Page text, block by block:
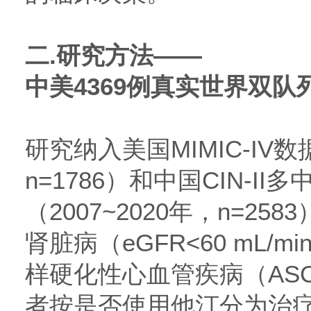
二.研究方法——
中美4369例真实世界双队
研究纳入美国MIMIC-IV数
n=1786）和中国CIN-II多
（2007~2020年，
肾脏病（eGFR<60 mL/
样硬化性心血管疾病（
者按是否使用他汀分为治